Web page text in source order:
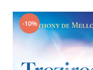
-10%